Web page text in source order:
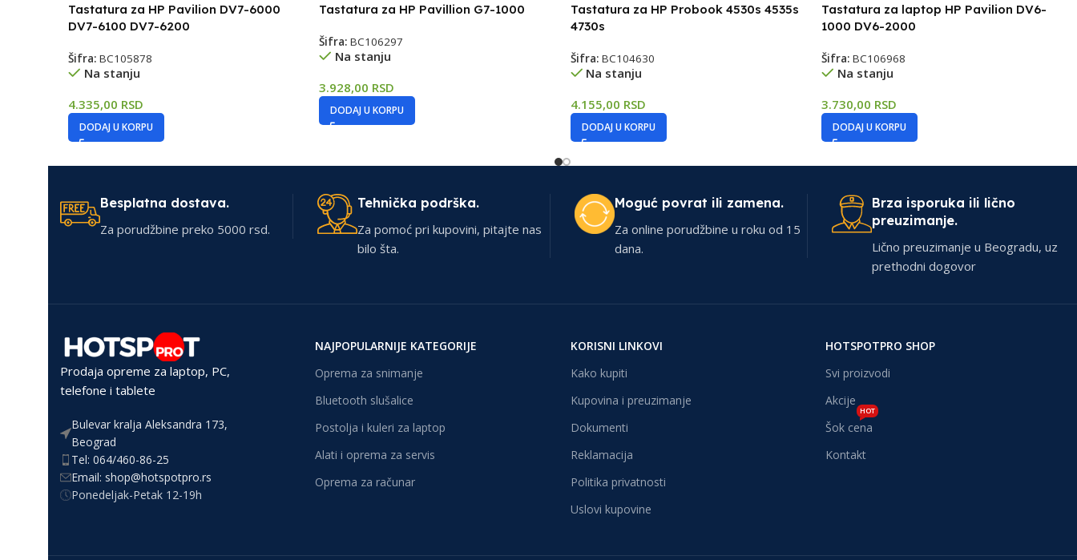
Tastatura za HP Pavilion DV7-6000
DV7-6100 DV7-6200
Šifra: BC105878
Na stanju
4.335,00 RSD
DODAJ U KORPU
Tastatura za HP Pavillion G7-1000
Šifra:BC106297
Na stanju
3.928,00 RSD
DODAJ U KORPU
Tastatura za HP Probook 4530s 4535s
4730s
Šifra: BC104630
Na stanju
4.155,00 RSD
DODAJ U KORPU
Tastatura za laptop HP Pavilion DV6-
1000 DV6-2000
Šifra:BC106968
Na stanju
3.730,00 RSD
DODAJ U KORPU
Besplatna dostava.
Za porudžbine preko 5000 rsd.
Tehnička podrška.
Za pomoć pri kupovini, pitajte nas
bilo šta.
Moguć povrat ili zamena.
Za online porudžbine u roku od 15
dana.
Brza isporuka ili lično
preuzimanje.
Lično preuzimanje u Beogradu, uz
prethodni dogovor
Prodaja opreme za laptop, PC,
telefone i tablete
Bulevar kralja Aleksandra 173,
Beograd
Tel: 064/460-86-25
Email: shop@hotspotpro.rs
Ponedeljak-Petak 12-19h
NAJPOPULARNIJE KATEGORIJE
Oprema za snimanje
Bluetooth slušalice
Postolja i kuleri za laptop
Alati i oprema za servis
Oprema za računar
KORISNI LINKOVI
Kako kupiti
Kupovina i preuzimanje
Dokumenti
Reklamacija
Politika privatnosti
Uslovi kupovine
HOTSPOTPRO SHOP
Svi proizvodi
Akcije
Šok cena
HOT
Kontakt